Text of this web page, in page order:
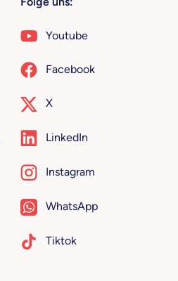
Youtube
Facebook
X
LinkedIn
Instagram
WhatsApp
Tiktok